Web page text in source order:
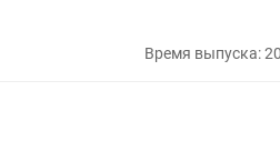
Время выпуска: